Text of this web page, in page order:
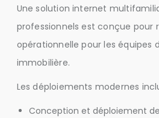
Une solution internet
professionnels est conçue pour
opérationnelle pour les équipes
immobilière.
Les déploiements modernes
Conception et déploiement de